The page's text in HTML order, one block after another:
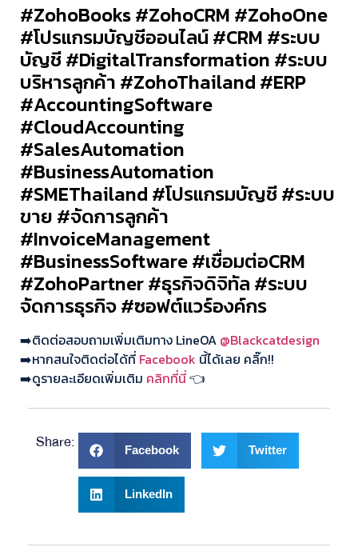
#ZohoBooks #ZohoCRM #ZohoOne
#โปรแกรมบัญชีออนไลน์ #CRM #ระบบ
บัญชี #DigitalTransformation #ระบบ
บริหารลูกค้า #ZohoThailand #ERP
#AccountingSoftware
#CloudAccounting
#SalesAutomation
#BusinessAutomation
#SMEThailand #โปรแกรมบัญชี #ระบบ
ขาย #จัดการลูกค้า
#InvoiceManagement
#BusinessSoftware #เชื่อมต่อCRM
#ZohoPartner #ธุรกิจดิจิทัล #ระบบ
จัดการธุรกิจ #ซอฟต์แวร์องค์กร
➡️ติดต่อสอบถามเพิ่มเติมทาง LineOA @Blackcatdesign
➡️หากสนใจติดต่อได้ที่ Facebook นี้ได้เลย คลิ๊ก!!
➡️ดูรายละเอียดเพิ่มเติม คลิกที่นี่👈
Share: Facebook Twitter
LinkedIn